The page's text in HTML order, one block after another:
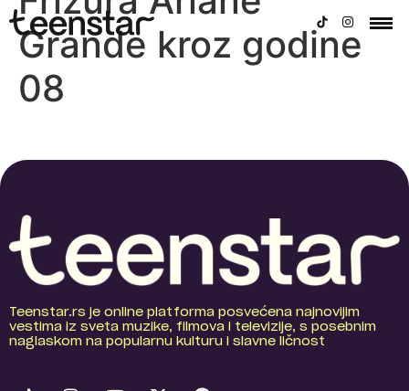
Grande kroz godine
08
Teenstar.rs je online platforma posvećena najnovijim
vestima iz sveta muzike, filmova i televizije, s posebnim
naglaskom na popularnu kulturu i slavne ličnost